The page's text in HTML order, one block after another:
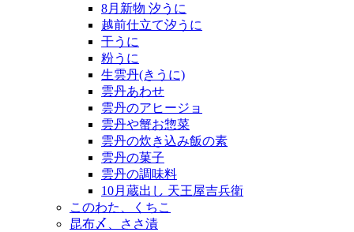
8月新物 汐うに
越前仕立て汐うに
干うに
粉うに
生雲丹(きうに)
雲丹あわせ
雲丹のアヒージョ
雲丹や蟹お惣菜
雲丹の炊き込み飯の素
雲丹の菓子
雲丹の調味料
10月蔵出し 天王屋吉兵衛
このわた、くちこ
昆布〆、ささ漬